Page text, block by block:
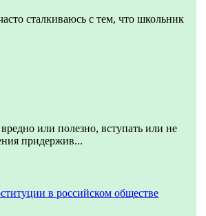
сталкиваюсь с тем, что школьник
или полезно, вступать или не
придержив...
в российском обществе